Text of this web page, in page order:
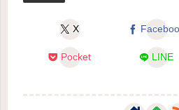
X
Pocket LINE